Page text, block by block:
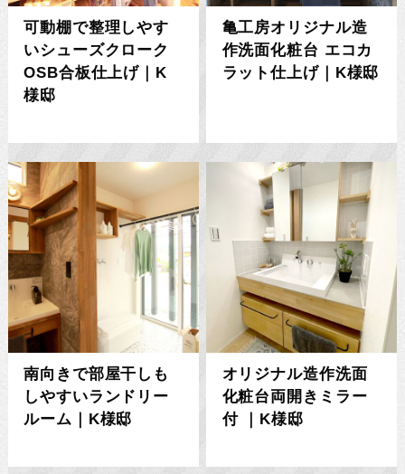
可動棚で整理しやす
いシューズクローク
OSB合板仕上げ｜K
様邸
亀工房オリジナル造
作洗面化粧台 エコカ
ラット仕上げ｜K様邸
南向きで部屋干しも
しやすいランドリー
ルーム｜K様邸
オリジナル造作洗面
化粧台両開きミラー
付 ｜K様邸